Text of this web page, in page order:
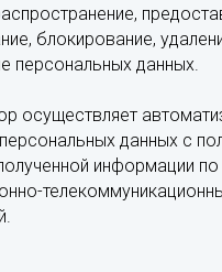
блокирование,
персональных данных.
осуществляет
данных с
информации по